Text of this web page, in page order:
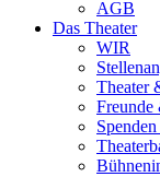
AGB
Das Theater
WIR
Theater
Freunde